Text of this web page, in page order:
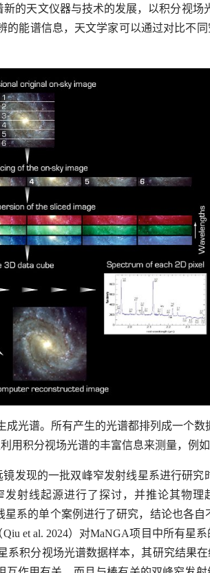
的天文仪器与技术的发展，以积分视场
能谱信息，天文学家可以通过对比不
光谱。所有产生的光谱都排列成一个
积分视场光谱的丰富信息来测量，例
发现的一批双峰窄发射线星系进行研究
射线起源进行了探讨，并推论其物理
系的单个案例进行了研究，结论也各
et al. 2024）对MaNGA项目中所有星
积分视场光谱数据样本，其研究结果